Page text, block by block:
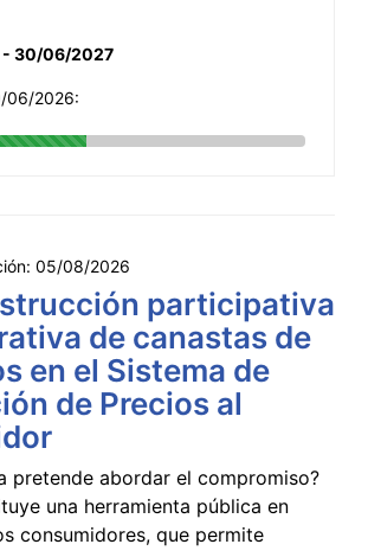
30/06/2027
06/2026:
05/08/2026
participativa
de canastas de
en el Sistema de
de Precios al
pretende abordar el compromiso?
una herramienta pública en
consumidores, que permite